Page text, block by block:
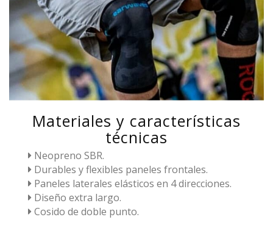
Materiales y características
técnicas
Neopreno SBR.
Durables y flexibles paneles frontales.
Paneles laterales elásticos en 4 direcciones.
Diseño extra largo.
Cosido de doble punto.